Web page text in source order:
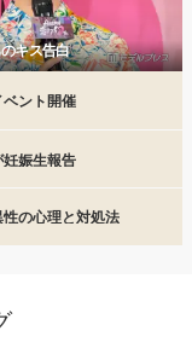
キス告白
ント開催
娠生報告
性の心理と対処法